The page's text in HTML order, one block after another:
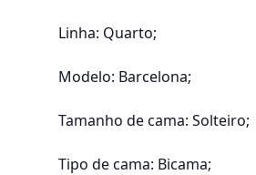
Linha: Quarto;
Modelo: Barcelona;
Tamanho de cama: Solteiro;
Tipo de cama: Bicama;